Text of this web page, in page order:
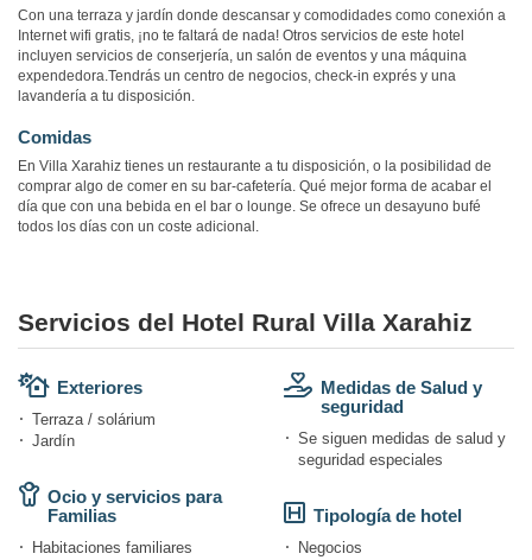
Con una terraza y jardín donde descansar y comodidades como conexión a
Internet wifi gratis, ¡no te faltará de nada! Otros servicios de este hotel
incluyen servicios de conserjería, un salón de eventos y una máquina
expendedora.Tendrás un centro de negocios, check-in exprés y una
lavandería a tu disposición.
Comidas
En Villa Xarahiz tienes un restaurante a tu disposición, o la posibilidad de
comprar algo de comer en su bar-cafetería. Qué mejor forma de acabar el
día que con una bebida en el bar o lounge. Se ofrece un desayuno bufé
todos los días con un coste adicional.
Servicios del Hotel Rural Villa Xarahiz
Exteriores
Terraza / solárium
Jardín
Ocio y servicios para
Familias
Habitaciones familiares
Medidas de Salud y
seguridad
Se siguen medidas de salud y
seguridad especiales
Tipología de hotel
Negocios